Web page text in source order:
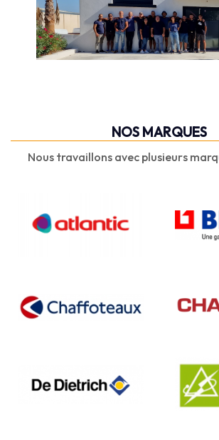
NOS MARQUES
Nous travaillons avec plusieurs